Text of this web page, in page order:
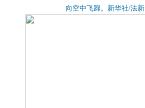
向空中飞蹿。新华社/法新